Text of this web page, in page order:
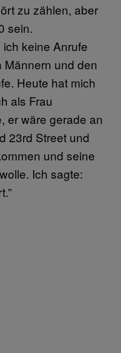
zu zählen, aber
sein.
keine Anrufe
Männern und den
Heute hat mich
als Frau
er wäre gerade an
23rd Street und
und seine
Ich sagte: